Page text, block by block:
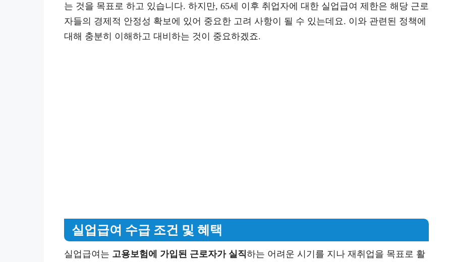
는 것을 목표로 하고 있습니다. 하지만, 65세 이후 취업자에 대한 실업급여 제한은 해당 근로
자들의 경제적 안정성 확보에 있어 중요한 고려 사항이 될 수 있는데요. 이와 관련된 정책에
대해 충분히 이해하고 대비하는 것이 중요하겠죠.
실업급여 수급 조건 및 혜택
실업급여는 고용보험에 가입된 근로자가 실직하는 어려운 시기를 지나 재취업을 목표로 활